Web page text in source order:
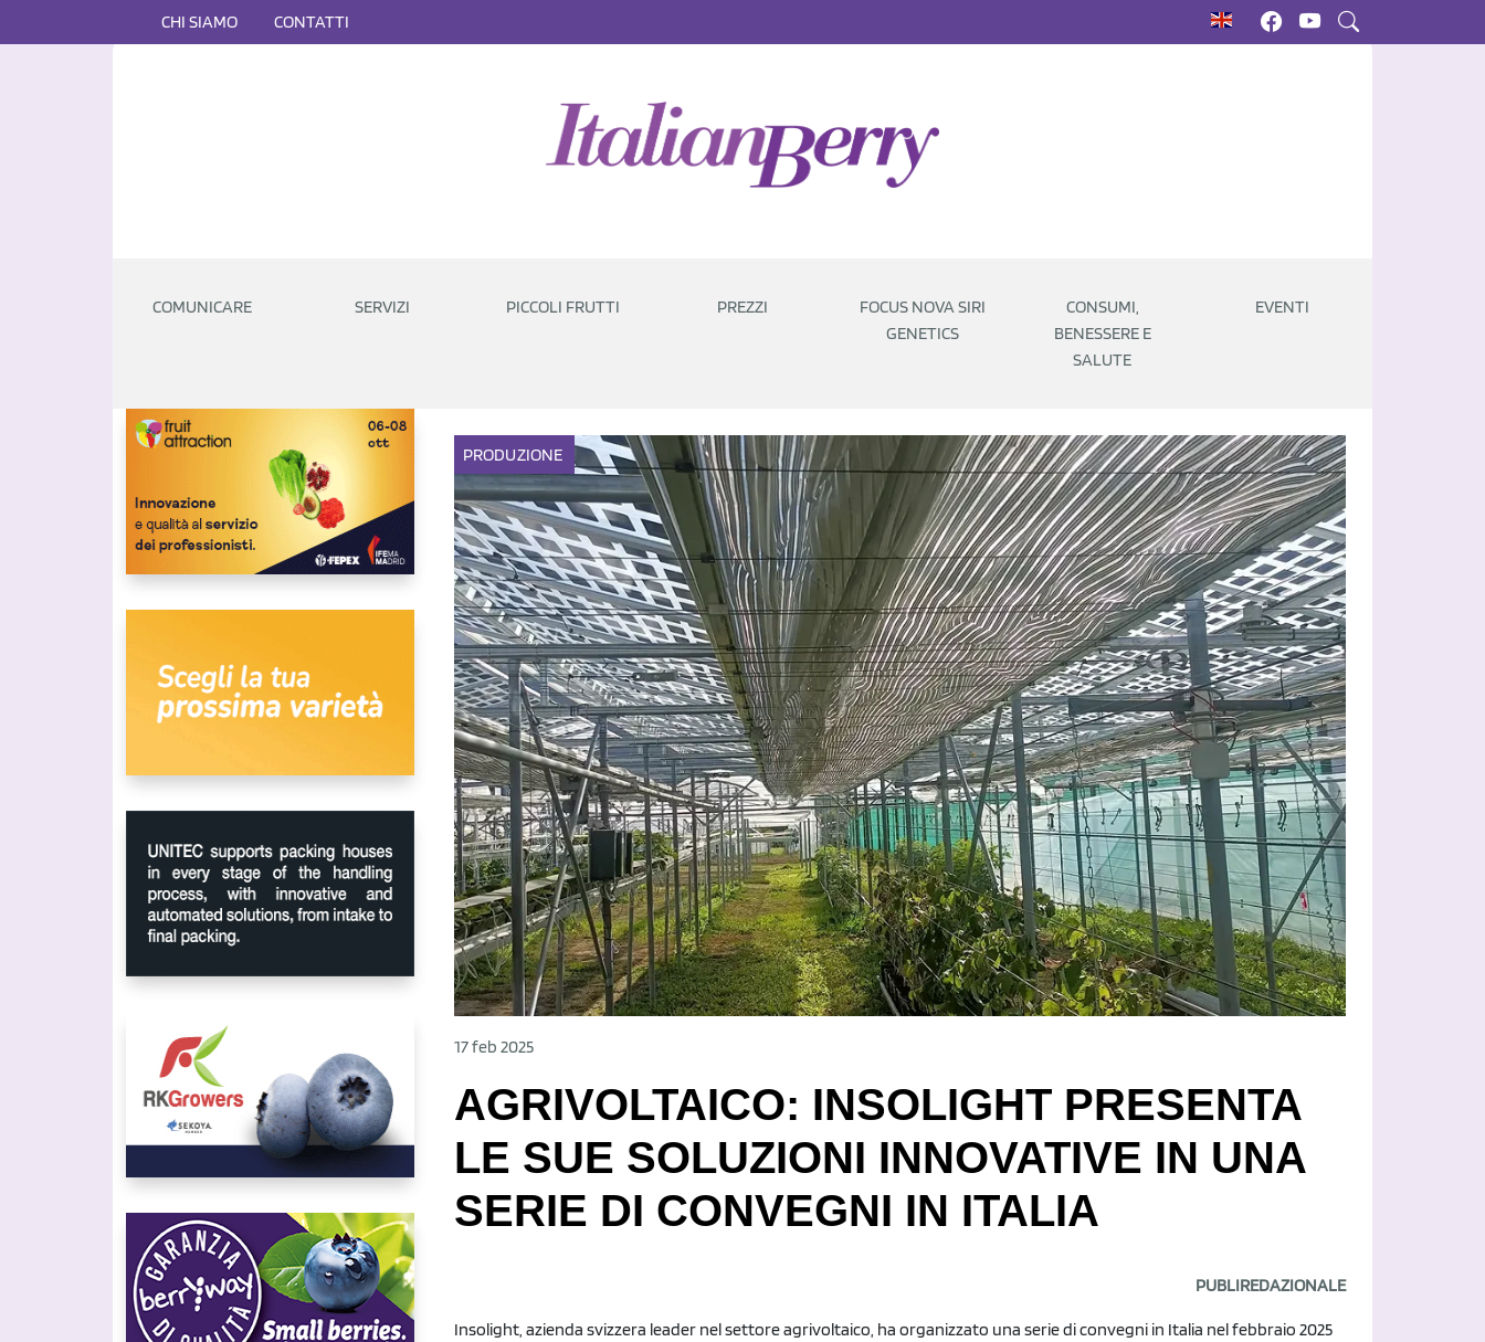
CHI SIAMO CONTATTI
COMUNICARE SERVIZI PICCOLI FRUTTI PREZZI
FOCUS NOVA SIRI
GENETICS
CONSUMI,
BENESSERE E
SALUTE
EVENTI
PRODUZIONE
17 feb 2025
AGRIVOLTAICO: INSOLIGHT PRESENTA
LE SUE SOLUZIONI INNOVATIVE IN UNA
SERIE DI CONVEGNI IN ITALIA
PUBLIREDAZIONALE
Insolight, azienda svizzera leader nel settore agrivoltaico, ha organizzato una serie di convegni in Italia nel febbraio 2025